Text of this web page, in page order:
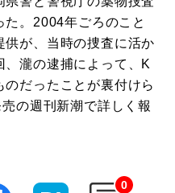
。2004年ごろのこと
供が、当時の捜査に活か
、瀧の逮捕によって、K
だったことが裏付けら
の週刊新潮で詳しく報
0